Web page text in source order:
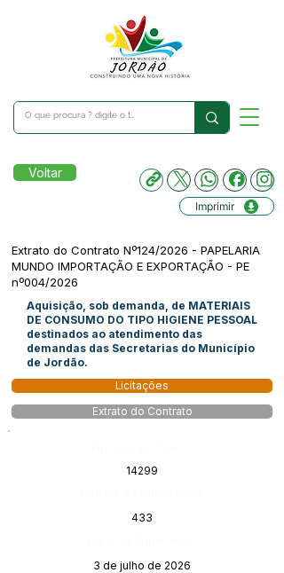
Voltar
Imprimir
Extrato do Contrato Nº124/2026 - PAPELARIA
MUNDO IMPORTAÇÃO E EXPORTAÇÃO - PE
nº004/2026
Aquisição, sob demanda, de MATERIAIS
DE CONSUMO DO TIPO HIGIENE PESSOAL
destinados ao atendimento das
demandas das Secretarias do Município
de Jordão.
Licitações
Extrato do Contrato
14299
433
3 de julho de 2026